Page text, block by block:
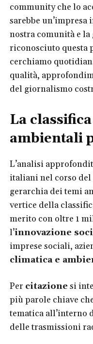
community che lo
sarebbe
nostra comunità e
riconosciuto questa
cerchiamo
qualità,
del giornalismo
La
ambientali
L’analisi
italiani nel corso
gerarchia dei temi
vertice della
merito con oltre 1
l’innovazione
imprese sociali,
climatica e
Per citazione si
più parole chiave
tematica all’interno
delle trasmissioni